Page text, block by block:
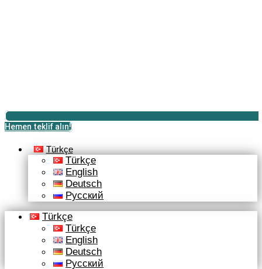
Hemen teklif alın!
Türkçe
Türkçe
English
Deutsch
Русский
Türkçe
Türkçe
English
Deutsch
Русский